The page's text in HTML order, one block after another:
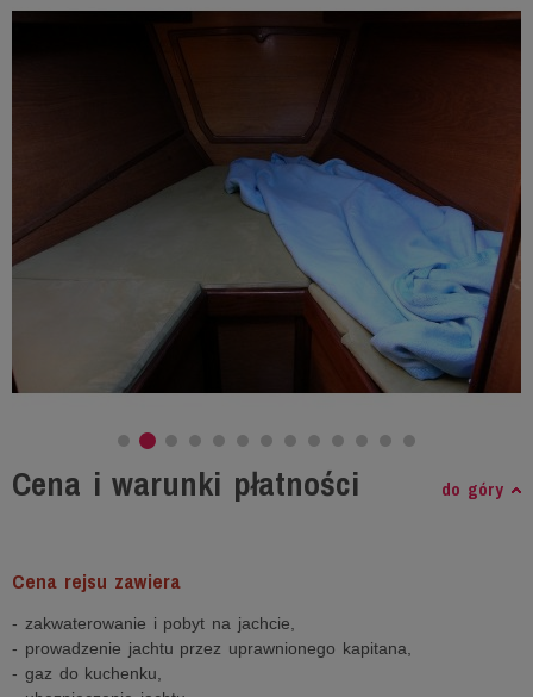
Cena i warunki płatności do góry
Cena rejsu zawiera
- zakwaterowanie i pobyt na jachcie,
- prowadzenie jachtu przez uprawnionego kapitana,
- gaz do kuchenku,